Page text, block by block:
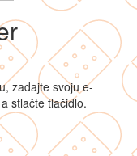
zadajte svoju e-
stlačte tlačidlo.